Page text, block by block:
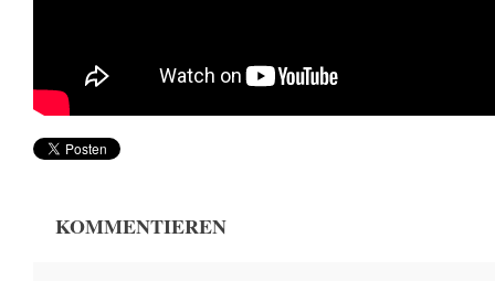
KOMMENTIEREN